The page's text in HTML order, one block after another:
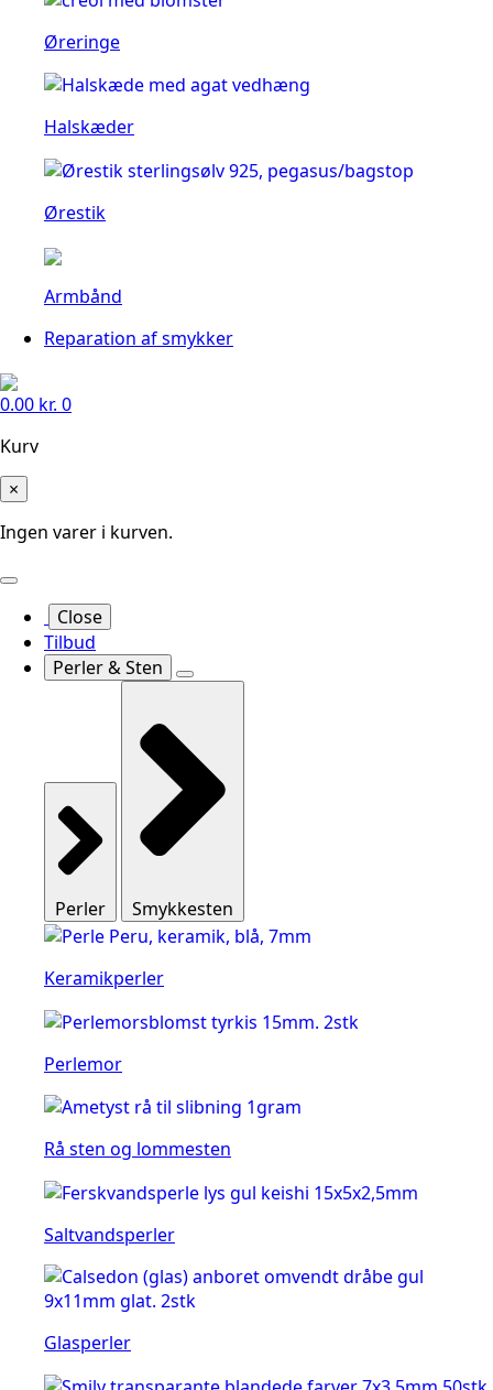
Øreringe
Halskæder
Ørestik
Armbånd
Reparation af smykker
0.00 kr. 0
Kurv
×
Ingen varer i kurven.
Close
Tilbud
Perler & Sten
Perler Smykkesten
Keramikperler
Perlemor
Rå sten og lommesten
Saltvandsperler
Glasperler